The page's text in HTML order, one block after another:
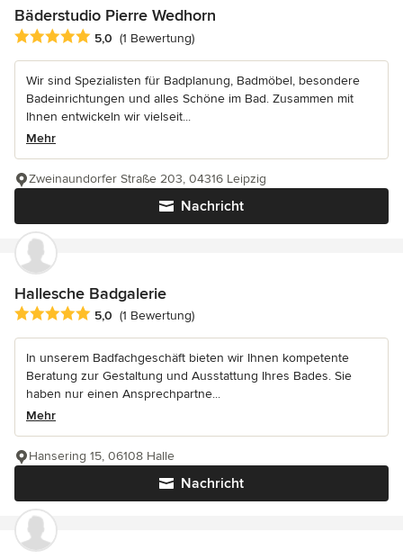
Bäderstudio Pierre Wedhorn
Durchschnittliche Bewertung: 5 von 5 Sternen
5,0 (1 Bewertung)
Wir sind Spezialisten für Badplanung, Badmöbel, besondere
Badeinrichtungen und alles Schöne im Bad. Zusammen mit
Ihnen entwickeln wir vielseit...
Mehr
Nachricht
Zweinaundorfer Straße 203, 04316 Leipzig
Hallesche Badgalerie
Durchschnittliche Bewertung: 5 von 5 Sternen
5,0 (1 Bewertung)
In unserem Badfachgeschäft bieten wir Ihnen kompetente
Beratung zur Gestaltung und Ausstattung Ihres Bades. Sie
haben nur einen Ansprechpartne...
Mehr
Nachricht
Hansering 15, 06108 Halle